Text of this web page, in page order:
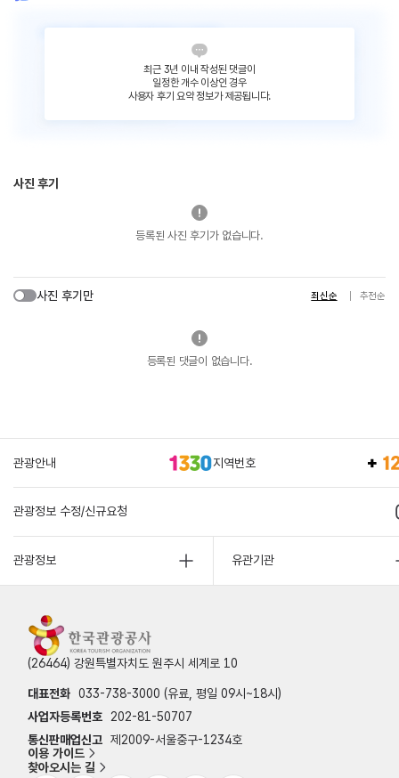
최근 3년 이내 작성된 댓글이
일정한 개수 이상인 경우
사용자 후기 요약 정보가 제공됩니다.
사진 후기
등록된 사진 후기가 없습니다.
사진 후기만 최신순 추천순
등록된 댓글이 없습니다.
관광안내 지역번호
관광정보 수정/신규요청
관광정보 유관기관
(26464) 강원특별자치도 원주시 세계로 10
대표전화 033-738-3000 (유료, 평일 09시~18시)
사업자등록번호
202-81-50707
통신판매업신고 제2009-서울중구-1234호
이용 가이드
찾아오시는 길